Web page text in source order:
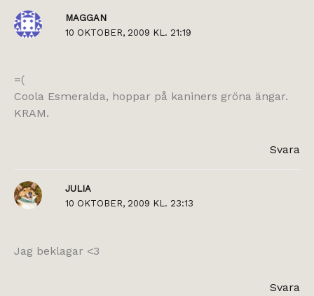
MAGGAN
10 OKTOBER, 2009 KL. 21:19
=(
Coola Esmeralda, hoppar på kaniners gröna ängar.
KRAM.
Svara
JULIA
10 OKTOBER, 2009 KL. 23:13
Jag beklagar <3
Svara